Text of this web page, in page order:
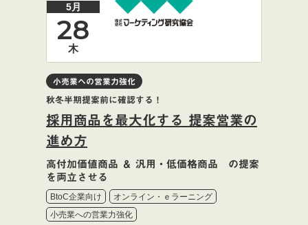
5月
28
木
小売業への営業力強化
秋冬半期提案前に確認する！
採用商品を最大化する 提案営業の
進め方
高付加価値商品 ＆ 汎用・低価格商品 の提案
を両立させる
BtoC企業向け
オンライン・ｅラーニング
小売業への営業力強化